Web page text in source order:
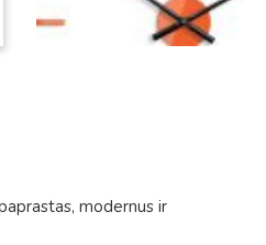
modernus ir